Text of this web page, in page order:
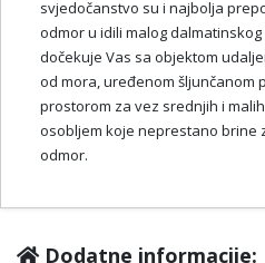
svjedočanstvo su i najbolja
odmor u idili malog
dočekuje Vas sa objektom
od mora, uređenom šljunčanom
prostorom za vez srednjih i
osobljem koje neprestano brine
odmor.
Dodatne informacije: